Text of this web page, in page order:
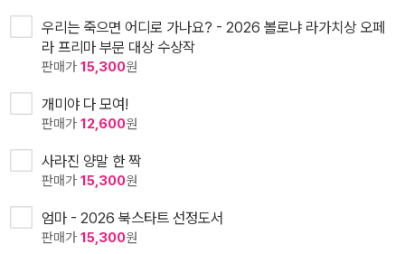
우리는 죽으면 어디로 가나요? - 2026 볼로냐 라가치상 오페
라 프리마 부문 대상 수상작
판매가 15,300원
개미야 다 모여!
판매가 12,600원
사라진 양말 한 짝
판매가 15,300원
엄마 - 2026 북스타트 선정도서
판매가 15,300원